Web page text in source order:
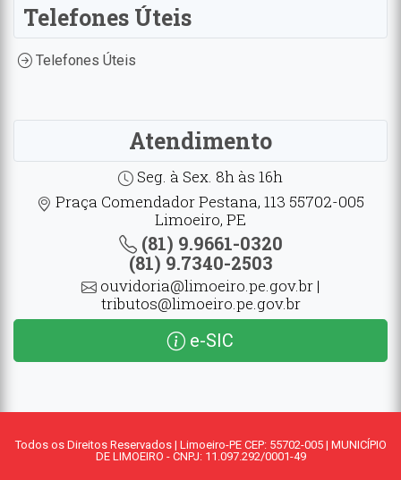
Telefones Úteis
Telefones Úteis
Atendimento
Seg. à Sex. 8h às 16h
Praça Comendador Pestana, 113 55702-005
Limoeiro, PE
(81) 9.9661-0320
(81) 9.7340-2503
ouvidoria@limoeiro.pe.gov.br |
tributos@limoeiro.pe.gov.br
e-SIC
Todos os Direitos Reservados | Limoeiro-PE CEP: 55702-005 | MUNICÍPIO
DE LIMOEIRO - CNPJ: 11.097.292/0001-49